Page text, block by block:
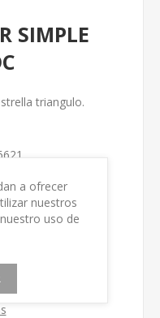
SIMPLE
triangulo.
a ofrecer
nuestros
uso de